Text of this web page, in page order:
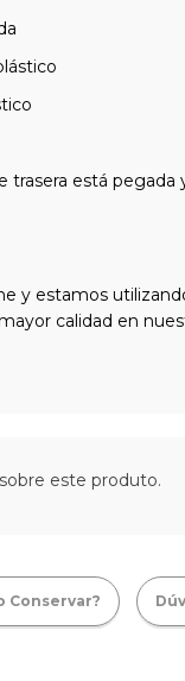
trasera está
y estamos
calidad en
este produto.
Conservar?